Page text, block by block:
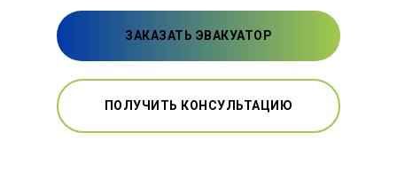
ЗАКАЗАТЬ ЭВАКУАТОР
ПОЛУЧИТЬ КОНСУЛЬТАЦИЮ